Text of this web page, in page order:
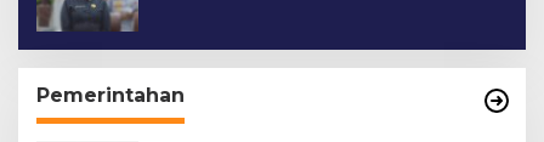
Pemerintahan